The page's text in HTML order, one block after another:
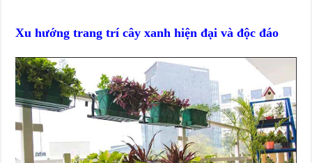
Xu hướng trang trí cây xanh hiện đại và độc đáo